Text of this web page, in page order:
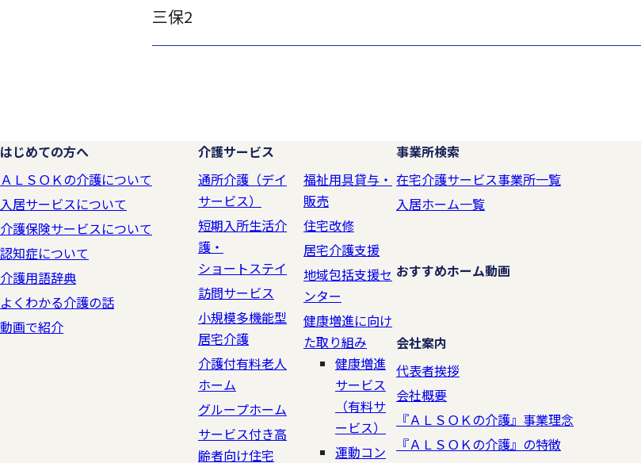
三保2
はじめての方へ
ＡＬＳＯＫの介護について
入居サービスについて
介護保険サービスについて
認知症について
介護用語辞典
よくわかる介護の話
動画で紹介
介護サービス
通所介護（デイ
サービス）
短期入所生活介
護・
ショートステイ
訪問サービス
小規模多機能型
居宅介護
介護付有料老人
ホーム
グループホーム
サービス付き高
齢者向け住宅
福祉用具貸与・
販売
住宅改修
居宅介護支援
地域包括支援セ
ンター
健康増進に向け
た取り組み
健康増進
サービス
（有料サ
ービス）
運動コン
事業所検索
在宅介護サービス事業所一覧
入居ホーム一覧
おすすめホーム動画
会社案内
代表者挨拶
会社概要
『ＡＬＳＯＫの介護』事業理念
『ＡＬＳＯＫの介護』の特徴